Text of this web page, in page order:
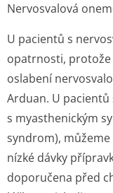
Nervosvalová
U pacientů s
opatrnosti, protože
oslabení
Arduan. U pacientů
s myasthenickým
syndrom),
nízké dávky
doporučena před